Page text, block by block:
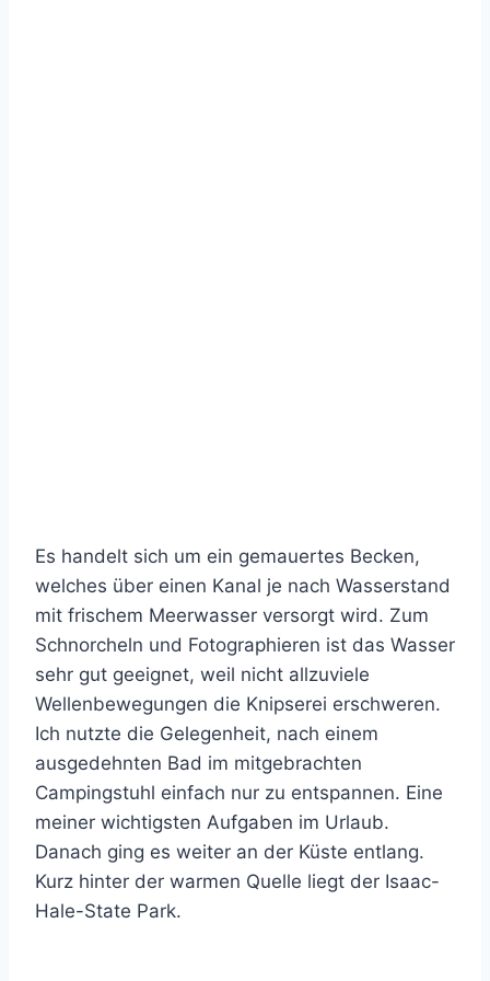
Es handelt sich um ein gemauertes Becken,
welches über einen Kanal je nach Wasserstand
mit frischem Meerwasser versorgt wird. Zum
Schnorcheln und Fotographieren ist das Wasser
sehr gut geeignet, weil nicht allzuviele
Wellenbewegungen die Knipserei erschweren.
Ich nutzte die Gelegenheit, nach einem
ausgedehnten Bad im mitgebrachten
Campingstuhl einfach nur zu entspannen. Eine
meiner wichtigsten Aufgaben im Urlaub.
Danach ging es weiter an der Küste entlang.
Kurz hinter der warmen Quelle liegt der Isaac-
Hale-State Park.